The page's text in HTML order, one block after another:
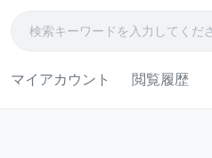
マイアカウント 閲覧履歴